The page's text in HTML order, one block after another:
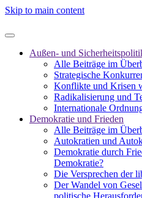
Skip to main content
Außen- und
Alle Beiträge im
Strategische
Konflikte und Krisen
Radikalisierung und
Internationale
Demokratie und Frieden
Alle Beiträge im
Autokratien und
Demokratie durch
Demokratie?
Die Versprechen der
Der Wandel von
politische